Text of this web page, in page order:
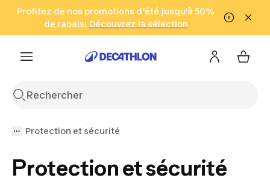
Aller à la recherche Aller au contenu Aller au pied de
Profitez de nos promotions d'été jusqu'à 50%
de rabais! Découvrez la sélection
Cliquez ici
en seulement 2 h!
(Zones sélectionnées)
Protection et sécurité
Protection et sécurité